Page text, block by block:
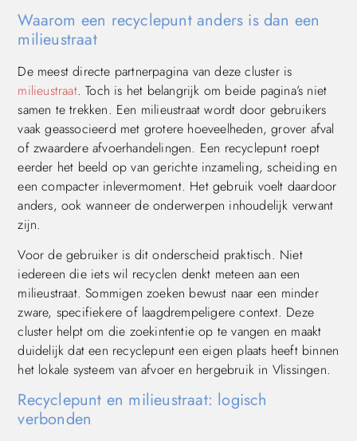
Waarom een recyclepunt anders is dan een
milieustraat
De meest directe partnerpagina van deze cluster is
milieustraat. Toch is het belangrijk om beide pagina’s niet
samen te trekken. Een milieustraat wordt door gebruikers
vaak geassocieerd met grotere hoeveelheden, grover afval
of zwaardere afvoerhandelingen. Een recyclepunt roept
eerder het beeld op van gerichte inzameling, scheiding en
een compacter inlevermoment. Het gebruik voelt daardoor
anders, ook wanneer de onderwerpen inhoudelijk verwant
zijn.
Voor de gebruiker is dit onderscheid praktisch. Niet
iedereen die iets wil recyclen denkt meteen aan een
milieustraat. Sommigen zoeken bewust naar een minder
zware, specifiekere of laagdrempeligere context. Deze
cluster helpt om die zoekintentie op te vangen en maakt
duidelijk dat een recyclepunt een eigen plaats heeft binnen
het lokale systeem van afvoer en hergebruik in Vlissingen.
Recyclepunt en milieustraat: logisch
verbonden